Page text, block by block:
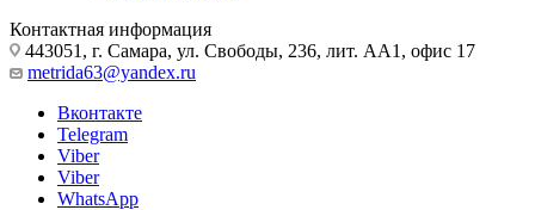
Контактная информация
443051, г. Самара, ул. Свободы, 236, лит. АА1, офис 17
metrida63@yandex.ru
Вконтакте
Telegram
Viber
Viber
WhatsApp